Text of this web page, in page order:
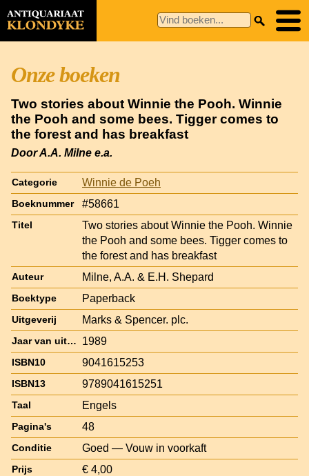
Onze boeken
Two stories about Winnie the Pooh. Winnie
the Pooh and some bees. Tigger comes to
the forest and has breakfast
Door A.A. Milne e.a.
Categorie Winnie de Poeh
Boeknummer #58661
Titel
Two stories about Winnie the Pooh. Winnie
the Pooh and some bees. Tigger comes to
the forest and has breakfast
Auteur Milne, A.A. & E.H. Shepard
Boektype Paperback
Uitgeverij Marks & Spencer. plc.
Jaar van uitgave 1989
ISBN10 9041615253
ISBN13 9789041615251
Taal Engels
Pagina's 48
Conditie Goed — Vouw in voorkaft
Prijs € 4,00